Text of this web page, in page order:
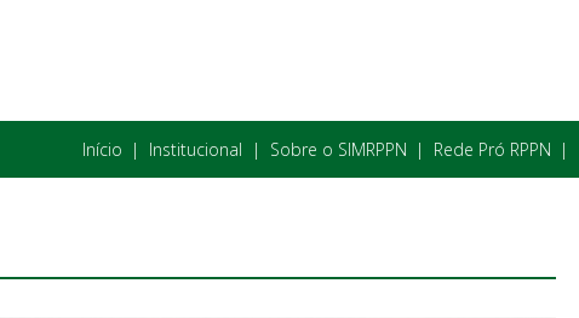
Início Institucional Sobre o SIMRPPN Rede Pró RPPN